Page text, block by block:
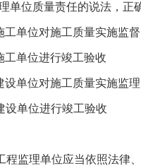
位质量责任的说法，正确
单位对施工质量实施监督
单位进行竣工验收
单位对施工质量实施监理
单位进行竣工验收
理单位应当依照法律、